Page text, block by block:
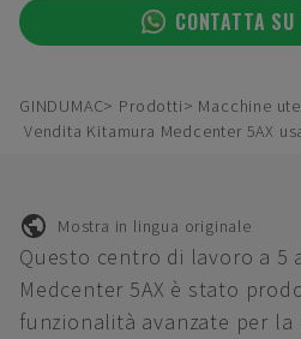
CONTATTA
GINDUMAC Prodotti
Macchine
Vendita Kitamura Medcenter 5AX
Mostra in lingua originale
Questo centro di lavoro a 5
Medcenter 5AX è stato
funzionalità avanzate per la